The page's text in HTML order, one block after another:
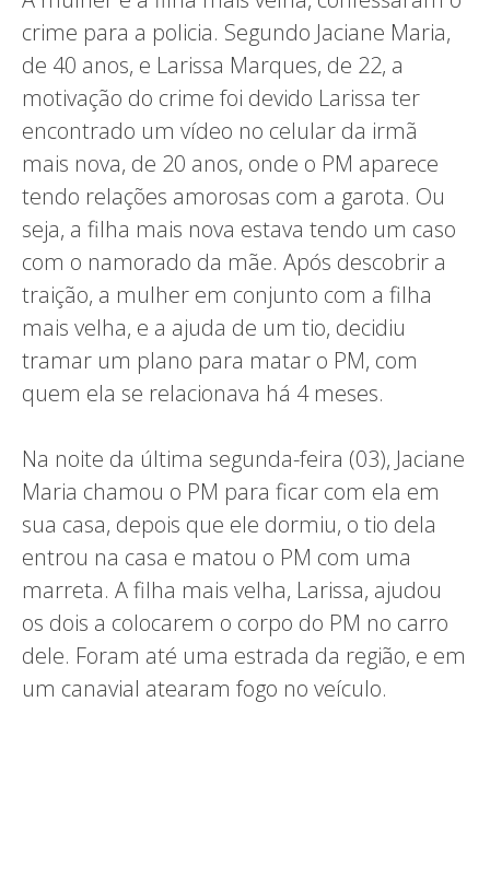
crime para a policia. Segundo Jaciane Maria,
de 40 anos, e Larissa Marques, de 22, a
motivação do crime foi devido Larissa ter
encontrado um vídeo no celular da irmã
mais nova, de 20 anos, onde o PM aparece
tendo relações amorosas com a garota. Ou
seja, a filha mais nova estava tendo um caso
com o namorado da mãe. Após descobrir a
traição, a mulher em conjunto com a filha
mais velha, e a ajuda de um tio, decidiu
tramar um plano para matar o PM, com
quem ela se relacionava há 4 meses.
Na noite da última segunda-feira (03), Jaciane
Maria chamou o PM para ficar com ela em
sua casa, depois que ele dormiu, o tio dela
entrou na casa e matou o PM com uma
marreta. A filha mais velha, Larissa, ajudou
os dois a colocarem o corpo do PM no carro
dele. Foram até uma estrada da região, e em
um canavial atearam fogo no veículo.